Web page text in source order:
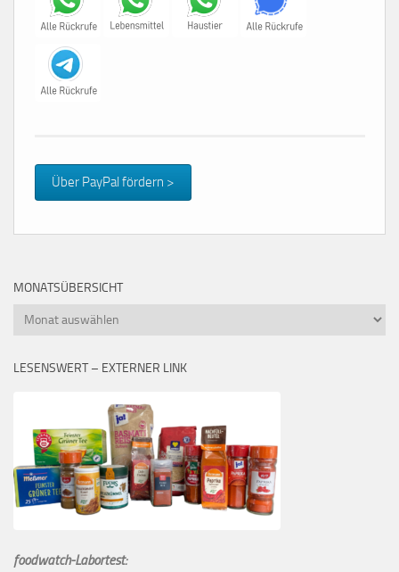
Über PayPal fördern >
MONATSÜBERSICHT
Monatsübersicht
LESENSWERT – EXTERNER LINK
foodwatch-Labortest: